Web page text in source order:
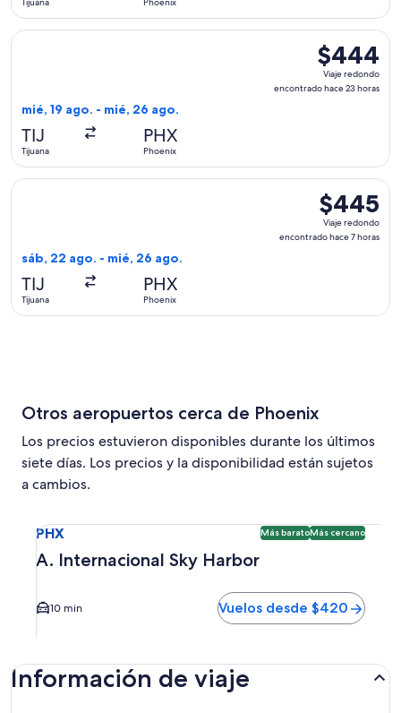
$444
Viaje
redondo,
$444
Viaje redondo
encontrado hace 23 horas
mié, 19 ago. - mié, 26 ago.
TIJ
Tijuana
PHX
Phoenix
Seleccionar vuelo de Volaris, con salida el mié, 19 ago.
$445
Viaje
redondo,
$445
Viaje redondo
encontrado hace 7 horas
sáb, 22 ago. - mié, 26 ago.
TIJ
Tijuana
PHX
Phoenix
Seleccionar vuelo de Volaris, con salida el sáb, 22 ago.
Otros aeropuertos cerca de Phoenix
Los precios estuvieron disponibles durante los últimos
siete días. Los precios y la disponibilidad están sujetos
a cambios.
PHX Más baratoMás cercano
A. Internacional Sky Harbor
10 min Vuelos desde $420
Información de viaje